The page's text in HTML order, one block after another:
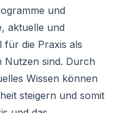
und
aktuelle und
für die Praxis als
sind. Durch
Wissen können
steigern und somit